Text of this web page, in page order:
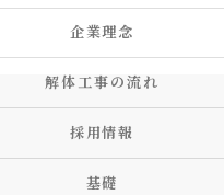
企業理念
解体工事の流れ
採用情報
基礎